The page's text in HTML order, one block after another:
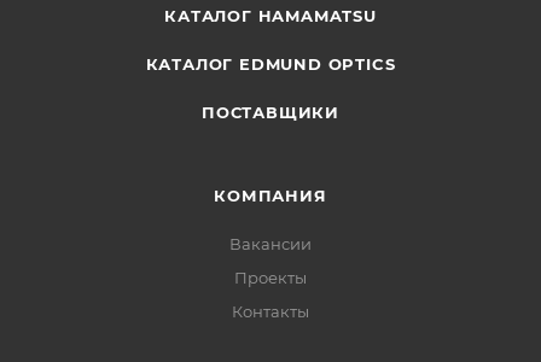
КАТАЛОГ HAMAMATSU
КАТАЛОГ EDMUND OPTICS
ПОСТАВЩИКИ
КОМПАНИЯ
Вакансии
Проекты
Контакты